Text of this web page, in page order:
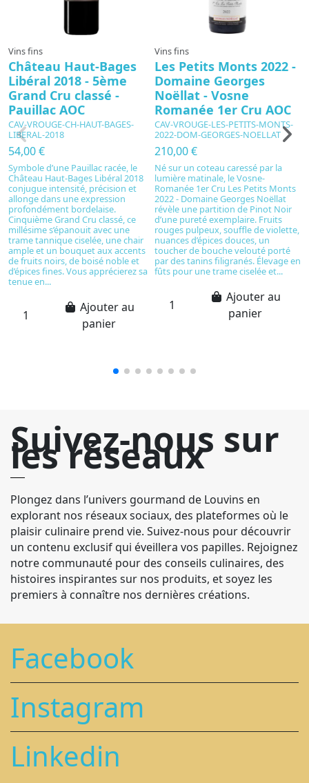
Vins fins
Château Haut-Bages
Libéral 2018 - 5ème
Grand Cru classé -
Pauillac AOC
CAV-VROUGE-CH-HAUT-BAGES-
LIBERAL-2018
54,00 €
Symbole d’une Pauillac racée, le
Château Haut-Bages Libéral 2018
conjugue intensité, précision et
allonge dans une expression
profondément bordelaise.
Cinquième Grand Cru classé, ce
millésime s’épanouit avec une
trame tannique ciselée, une chair
ample et un bouquet aux accents
de fruits noirs, de boisé noble et
d’épices fines. Vous apprécierez sa
tenue en...
Ajouter au
panier
Vins fins
Les Petits Monts 2022 -
Domaine Georges
Noëllat - Vosne
Romanée 1er Cru AOC
CAV-VROUGE-LES-PETITS-MONTS-
2022-DOM-GEORGES-NOELLAT
210,00 €
Né sur un coteau caressé par la
lumière matinale, le Vosne-
Romanée 1er Cru Les Petits Monts
2022 - Domaine Georges Noëllat
révèle une partition de Pinot Noir
d’une pureté exemplaire. Fruits
rouges pulpeux, souffle de violette,
nuances d’épices douces, un
toucher de bouche velouté porté
par des tanins filigranés. Élevage en
fûts pour une trame ciselée et...
Ajouter au
panier
Suivez-nous sur
les réseaux
Plongez dans l’univers gourmand de Louvins en
explorant nos réseaux sociaux, des plateformes où le
plaisir culinaire prend vie. Suivez-nous pour découvrir
un contenu exclusif qui éveillera vos papilles. Rejoignez
notre communauté pour des conseils culinaires, des
histoires inspirantes sur nos produits, et soyez les
premiers à connaître nos dernières créations.
Facebook
Instagram
Linkedin